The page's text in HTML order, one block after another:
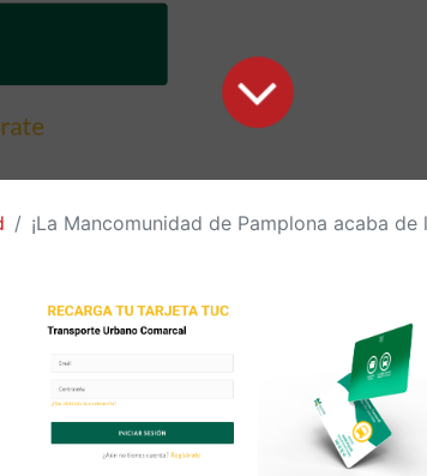
¡La Mancomunidad de Pamplona acaba de lanzar una nueva aplicación móvil